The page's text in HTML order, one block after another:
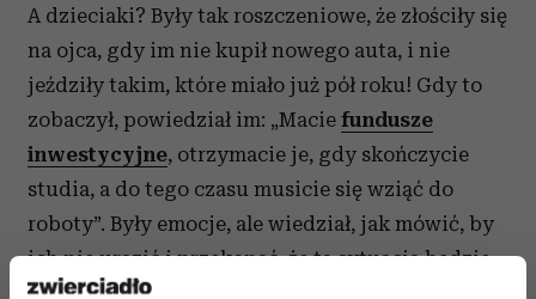
A dzieciaki? Były tak roszczeniowe, że złościły się
na ojca, gdy im nie kupił nowego auta, i nie
jeździły takim, które miało już pół roku! Gdy to
zobaczył, powiedział im: „Macie fundusze
inwestycyjne, otrzymacie je, gdy skończycie
studia, a do tego czasu musicie się wziąć do
roboty”. Były emocje, ale wiedział, jak mówić, by
ich nie urazić i przekonać, że ta sytuacja będzie
dobra dla wszystkich. Nie byłby sobą, gdyby na